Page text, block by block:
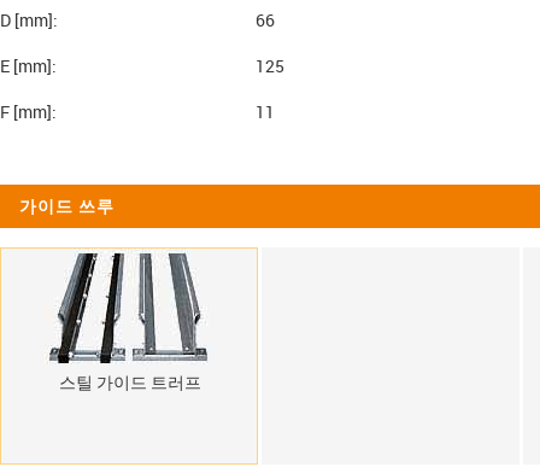
D [mm]:
66
E [mm]:
125
F [mm]:
11
가이드 쓰루
스틸 가이드 트러프